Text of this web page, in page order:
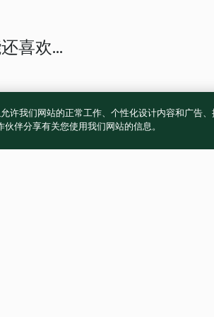
喜欢...
许我们网站的正常工作、个性化设计内容和广告
伴分享有关您使用我们网站的信息。